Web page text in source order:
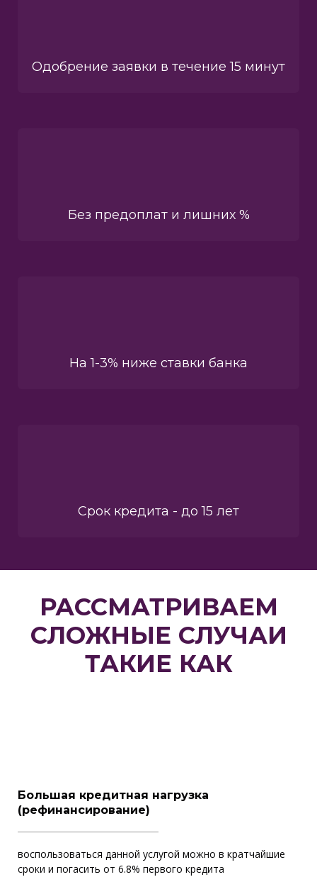
Одобрение заявки в течение 15 минут
Без предоплат и лишних %
На 1-3% ниже ставки банка
Срок кредита - до 15 лет
РАССМАТРИВАЕМ
СЛОЖНЫЕ СЛУЧАИ
ТАКИЕ КАК
Большая кредитная нагрузка
(рефинансирование)
воспользоваться данной услугой можно в кратчайшие
сроки и погасить от 6.8% первого кредита